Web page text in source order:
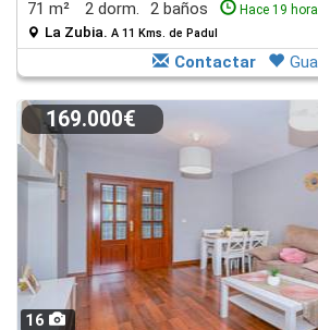
71 m² 2 dorm. 2 baños Hace 19
La Zubia. A 11 Kms. de Padul
Contactar
16
169.000€